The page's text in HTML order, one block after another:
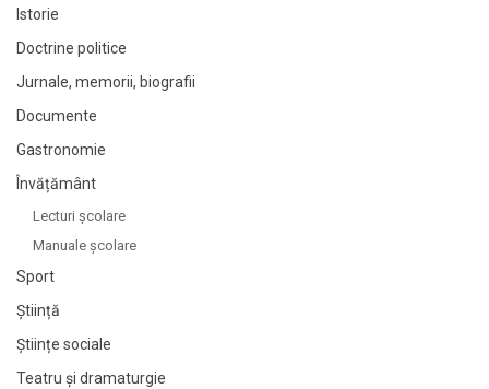
Istorie
Doctrine politice
Jurnale, memorii, biografii
Documente
Gastronomie
Învățământ
Lecturi şcolare
Manuale şcolare
Sport
Știință
Științe sociale
Teatru și dramaturgie